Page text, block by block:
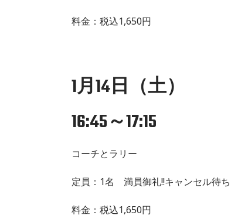
料金：税込1,650円
1月14日（土）
16:45～17:15
コーチとラリー
定員：1名 満員御礼!!キャンセル待ち
料金：税込1,650円